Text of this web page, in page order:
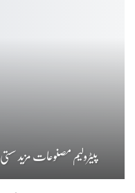
پیٹرولیم مصنوعات مزید